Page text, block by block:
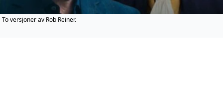
To versjoner av Rob Reiner.